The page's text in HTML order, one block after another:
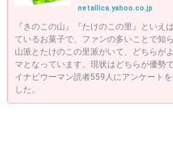
netallica.yahoo.co.jp
『きのこの山』『たけのこの里』といえ
ているお菓子で、ファンの多いことで知
山派とたけのこの里派がいて、どちらが
マとなっています。現状はどちらが優勢
イナビウーマン読者559人にアンケート
した。